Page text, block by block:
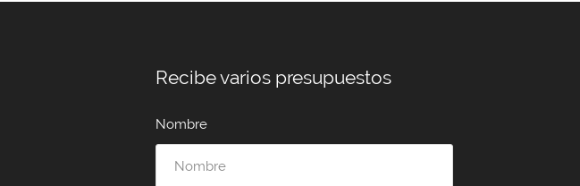
Recibe varios presupuestos
Nombre